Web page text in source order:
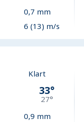
0,7 mm
6 (13) m/s
Klart
33°
27°
0,9 mm